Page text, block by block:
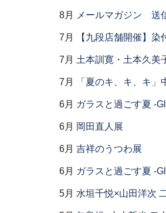
8月 メールマガジン 送
7月 【九段店舗開催】染
7月 土本訓寛・土本久美
7月 「夏のキ、キ、キ
6月 ガラスと過ごす夏 -
6月 岡田直人展
6月 吉祥のうつわ展
6月 ガラスと過ごす夏 -
5月 水垣千悦×山田洋次